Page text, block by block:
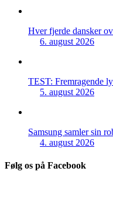
Hver fjerde dansker
6. august 2026
TEST: Fremragende
5. august 2026
Samsung samler sin
4. august 2026
Følg os på Facebook